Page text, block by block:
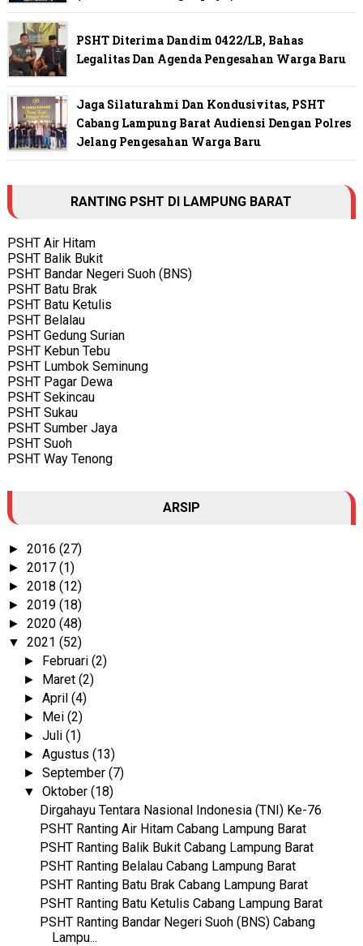
PSHT Diterima Dandim 0422/LB, Bahas
Legalitas Dan Agenda Pengesahan Warga Baru
Jaga Silaturahmi Dan Kondusivitas, PSHT
Cabang Lampung Barat Audiensi Dengan Polres
Jelang Pengesahan Warga Baru
RANTING PSHT DI LAMPUNG BARAT
PSHT Air Hitam
PSHT Balik Bukit
PSHT Bandar Negeri Suoh (BNS)
PSHT Batu Brak
PSHT Batu Ketulis
PSHT Belalau
PSHT Gedung Surian
PSHT Kebun Tebu
PSHT Lumbok Seminung
PSHT Pagar Dewa
PSHT Sekincau
PSHT Sukau
PSHT Sumber Jaya
PSHT Suoh
PSHT Way Tenong
ARSIP
► 2016 (27)
► 2017 (1)
► 2018 (12)
► 2019 (18)
► 2020 (48)
▼ 2021 (52)
► Februari(2)
► Maret(2)
►April(4)
► Mei(2)
►Juli(1)
►Agustus(13)
►September(7)
▼Oktober(18)
Dirgahayu Tentara Nasional Indonesia (TNI) Ke-76
PSHT Ranting Air Hitam Cabang Lampung Barat
PSHT Ranting Balik Bukit Cabang Lampung Barat
PSHT Ranting Belalau Cabang Lampung Barat
PSHT Ranting Batu Brak Cabang Lampung Barat
PSHT Ranting Batu Ketulis Cabang Lampung Barat
PSHT Ranting Bandar Negeri Suoh (BNS) Cabang
Lampu...